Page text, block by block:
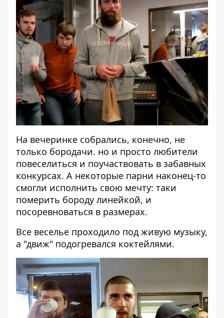
На вечеринке собрались, конечно, не
только бородачи. но и просто любители
повеселиться и поучаствовать в забавных
конкурсах. А некоторые парни наконец-то
смогли исполнить свою мечту: таки
померить бороду линейкой, и
посоревноваться в размерах.
Все веселье проходило под живую музыку,
а "движ" подогревался коктейлями.